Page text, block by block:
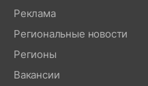
Реклама
Региональные новости
Регионы
Вакансии